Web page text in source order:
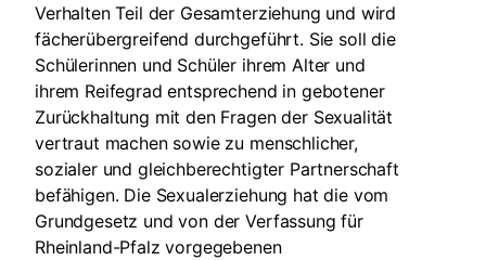
Verhalten Teil der Gesamterziehung und wird
fächerübergreifend durchgeführt. Sie soll die
Schülerinnen und Schüler ihrem Alter und
ihrem Reifegrad entsprechend in gebotener
Zurückhaltung mit den Fragen der Sexualität
vertraut machen sowie zu menschlicher,
sozialer und gleichberechtigter Partnerschaft
befähigen. Die Sexualerziehung hat die vom
Grundgesetz und von der Verfassung für
Rheinland-Pfalz vorgegebenen